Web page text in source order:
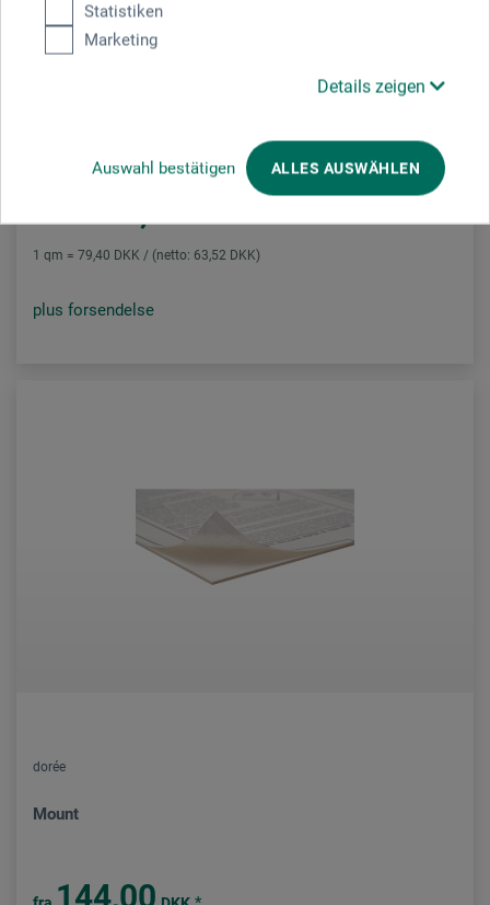
Statistiken
Marketing
Details zeigen
Auswahl bestätigen ALLES AUSWÄHLEN
1 qm = 79,40 DKK / (netto: 63,52 DKK)
plus forsendelse
dorée
Mount
144,00